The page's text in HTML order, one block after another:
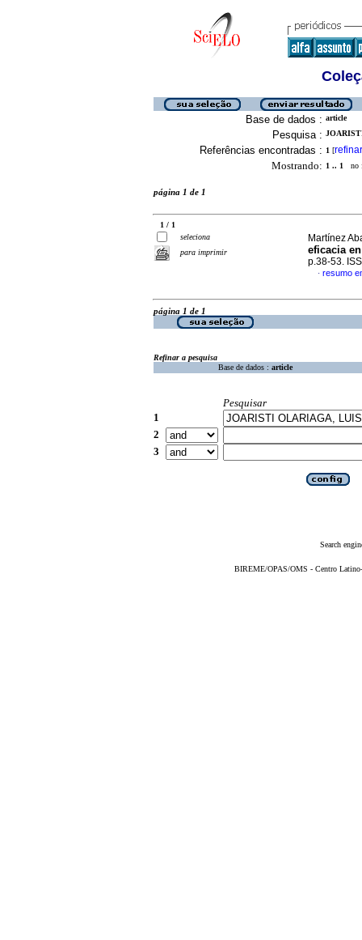
Base de dados : article
Pesquisa :
Referências encontradas : 1 [refinar
Mostrando: 1 .. 1 no
página 1 de 1
1 / 1
seleciona
para imprimir
Martínez
eficacia
p.38-53.
· resumo
página 1 de 1
Refinar a pesquisa
Base de dados : article
Pesquisar
1
2
3
Search
BIREME/OPAS/OMS - Centro Latino-